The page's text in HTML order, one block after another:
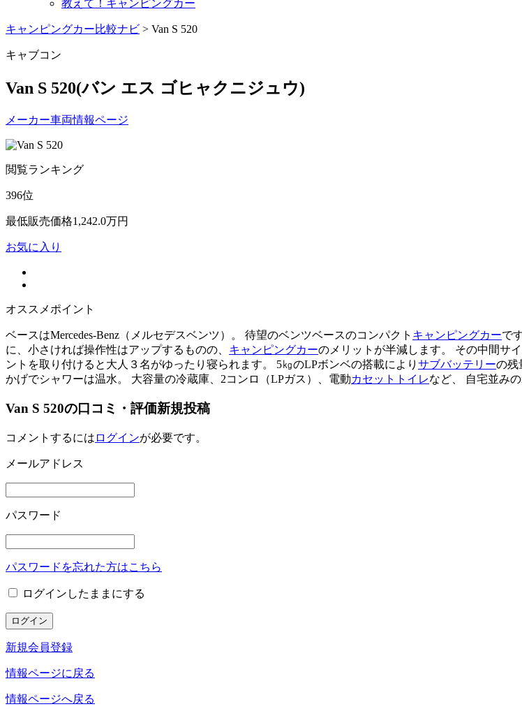
教えて！キャンピングカー
キャンピングカー比較ナビ > Van S 520
キャブコン
Van S 520(バン エス ゴヒャクニジュウ)
メーカー車両情報ページ
閲覧ランキング
396位
最低販売価格1,242.0万円
お気に入り
オススメポイント
ベースはMercedes-Benz（メルセデスベンツ）。 待望のベンツベースのコンパクト キャンピングカーで
に、小さければ操作性はアップするものの、 キャンピングカーのメリットが半減します。 その中間サ
ントを取り付けると大人３名がゆったり寝られます。 5㎏のLPボンベの搭載により サブバッテリーの残
かげでシャワーは温水。 大容量の冷蔵庫、2コンロ（LPガス）、電動カセットトイレなど、 自宅並み
Van S 520の口コミ・評価新規投稿
コメントするには ログインが必要です。
メールアドレス
パスワード
パスワードを忘れた方はこちら
ログインしたままにする
新規会員登録
情報ページに戻る
情報ページへ戻る